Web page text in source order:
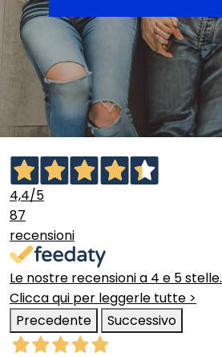
4,4/5
87
recensioni
Le nostre recensioni a 4 e 5 stelle.
Clicca qui per leggerle tutte >
Precedente
Successivo